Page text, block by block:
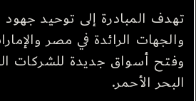
تهدف المبادرة إلى توحيد
والجهات الرائدة في مصر
وفتح أسواق جديدة للشركات
البحر الأحمر.